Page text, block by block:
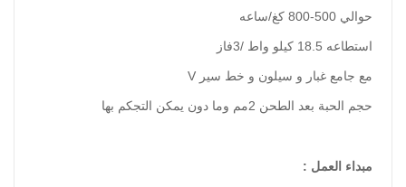
حوالي 500-800 كغ/ساعه
استطاعه 18.5 كيلو واط /3فاز
مع جامع غبار و سيلون و خط سير V
حجم الحبة بعد الطحن 2مم وما دون يمكن التجكم بها
مبداء العمل :